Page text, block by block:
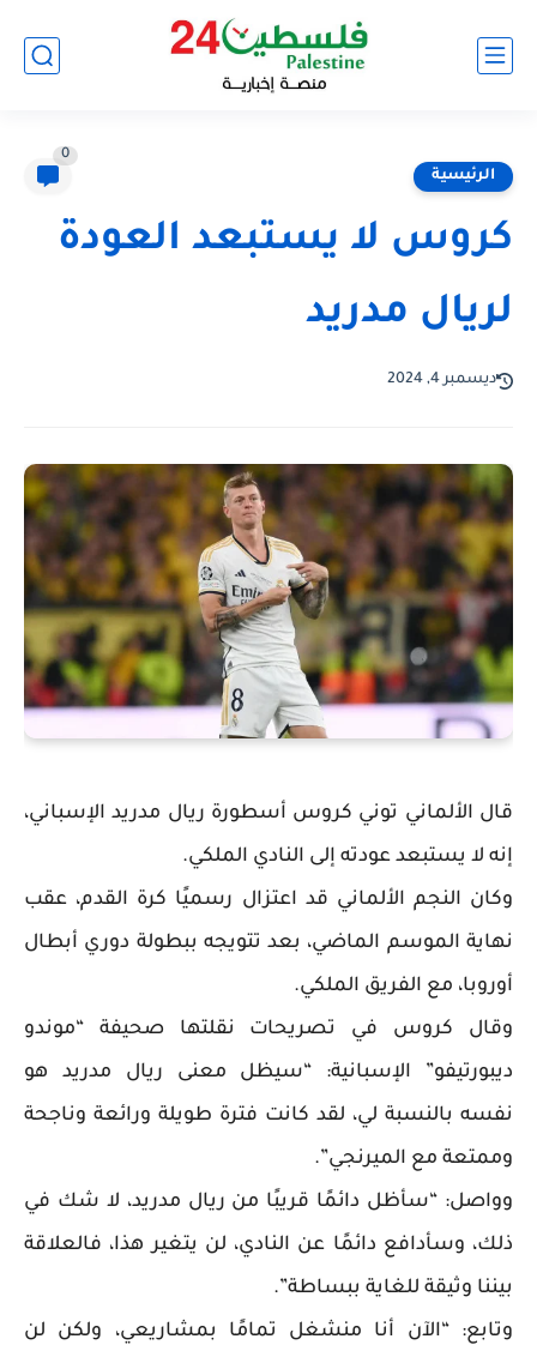
الرئيسية
0
كروس لا يستبعد العودة
لريال مدريد
ديسمبر 4, 2024
قال الألماني توني كروس أسطورة ريال مدريد الإسباني،
إنه لا يستبعد عودته إلى النادي الملكي.
وكان النجم الألماني قد اعتزال رسميًا كرة القدم، عقب
نهاية الموسم الماضي، بعد تتويجه ببطولة دوري أبطال
أوروبا، مع الفريق الملكي.
وقال كروس في تصريحات نقلتها صحيفة “موندو
ديبورتيفو” الإسبانية: “سيظل معنى ريال مدريد هو
نفسه بالنسبة لي، لقد كانت فترة طويلة ورائعة وناجحة
وممتعة مع الميرنجي”.
وواصل: “سأظل دائمًا قريبًا من ريال مدريد، لا شك في
ذلك، وسأدافع دائمًا عن النادي، لن يتغير هذا، فالعلاقة
بيننا وثيقة للغاية ببساطة”.
وتابع: “الآن أنا منشغل تمامًا بمشاريعي، ولكن لن